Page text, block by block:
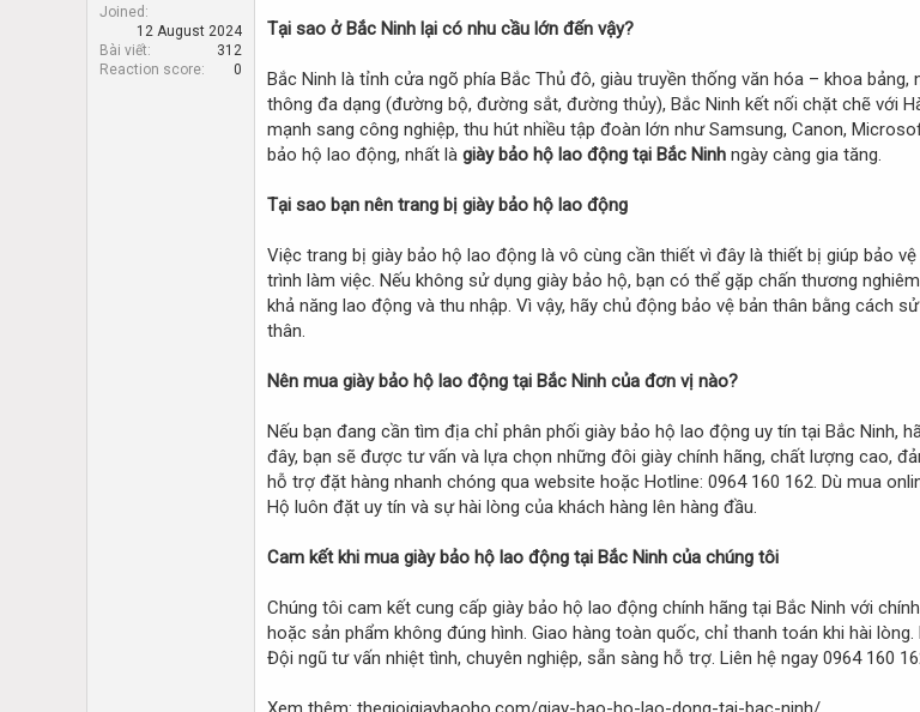
t
r
Joined
12 August 2024
Bài viết
312
Reaction score
0
Tại sao ở Bắc Ninh lại có nhu cầu lớn đến vậy?
Bắc Ninh là tỉnh cửa ngõ phía Bắc Thủ đô, giàu truyền thống văn hóa – khoa
thông đa dạng (đường bộ, đường sắt, đường thủy), Bắc Ninh kết nối chặt chẽ với
mạnh sang công nghiệp, thu hút nhiều tập đoàn lớn như Samsung, Canon,
bảo hộ lao động, nhất là giày bảo hộ lao động tại Bắc Ninh ngày càng gia tăng.
Tại sao bạn nên trang bị giày bảo hộ lao động
Việc trang bị giày bảo hộ lao động là vô cùng cần thiết vì đây là thiết bị giúp bảo
trình làm việc. Nếu không sử dụng giày bảo hộ, bạn có thể gặp chấn thương
khả năng lao động và thu nhập. Vì vậy, hãy chủ động bảo vệ bản thân bằng cách
thân.
Nên mua giày bảo hộ lao động tại Bắc Ninh của đơn vị nào?
Nếu bạn đang cần tìm địa chỉ phân phối giày bảo hộ lao động uy tín tại Bắc Ninh,
đây, bạn sẽ được tư vấn và lựa chọn những đôi giày chính hãng, chất lượng cao,
hỗ trợ đặt hàng nhanh chóng qua website hoặc Hotline: 0964 160 162. Dù mua
Hộ luôn đặt uy tín và sự hài lòng của khách hàng lên hàng đầu.
Cam kết khi mua giày bảo hộ lao động tại Bắc Ninh của chúng tôi
Chúng tôi cam kết cung cấp giày bảo hộ lao động chính hãng tại Bắc Ninh với
hoặc sản phẩm không đúng hình. Giao hàng toàn quốc, chỉ thanh toán khi hài
Đội ngũ tư vấn nhiệt tình, chuyên nghiệp, sẵn sàng hỗ trợ. Liên hệ ngay 0964 160